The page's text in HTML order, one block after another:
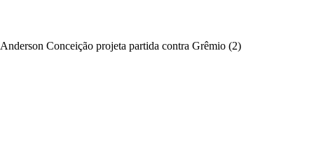
Anderson Conceição projeta partida contra Grêmio (2)